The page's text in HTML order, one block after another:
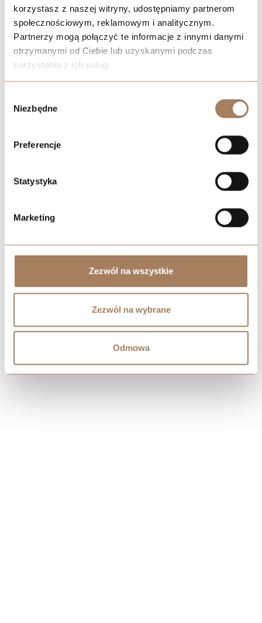
korzystasz z naszej witryny, udostępniamy partnerom
społecznościowym, reklamowym i analitycznym.
Partnerzy mogą połączyć te informacje z innymi danymi
otrzymanymi od Ciebie lub uzyskanymi podczas
korzystania z ich usług.
process your information.
zgody
Niezbędne
Preferencje
Statystyka
Marketing
Zezwól na wszystkie
Zezwól na wybrane
Odmowa